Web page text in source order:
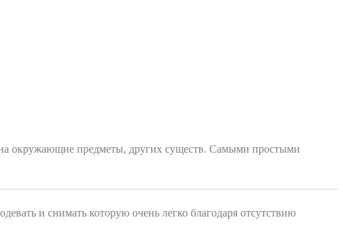
на окружающие предметы, других существ. Самыми простыми
и снимать которую очень легко благодаря отсутствию